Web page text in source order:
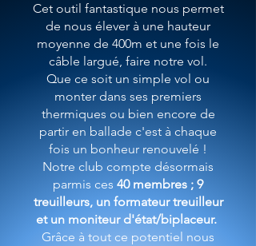
Cet outil fantastique nous permet
de nous élever à une hauteur
moyenne de 400m et une fois le
câble largué, faire notre vol.
Que ce soit un simple vol ou
monter dans ses premiers
thermiques ou bien encore de
partir en ballade c'est à chaque
fois un bonheur renouvelé !
Notre club compte désormais
parmis ces 40 membres ; 9
treuilleurs, un formateur treuilleur
et un moniteur d'état/biplaceur.
Grâce à tout ce potentiel nous